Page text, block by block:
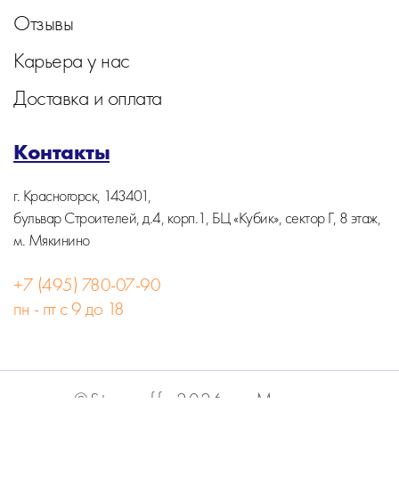
Отзывы
Карьера у нас
Доставка и оплата
Контакты
г. Красногорск, 143401,
бульвар Строителей, д.4, корп.1, БЦ «Кубик», сектор Г, 8 этаж,
м. Мякинино
+7 (495) 780-07-90
пн - пт с 9 до 18
©Stormoff, 2026, г. Москва